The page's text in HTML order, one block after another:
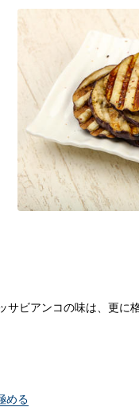
ビアンコの味は、更に
める